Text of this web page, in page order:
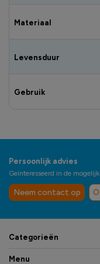
Materiaal
Levensduur
Gebruik
Persoonlijk advies
Geïnteresseerd in de
Neem contact op
Categorieën
Menu